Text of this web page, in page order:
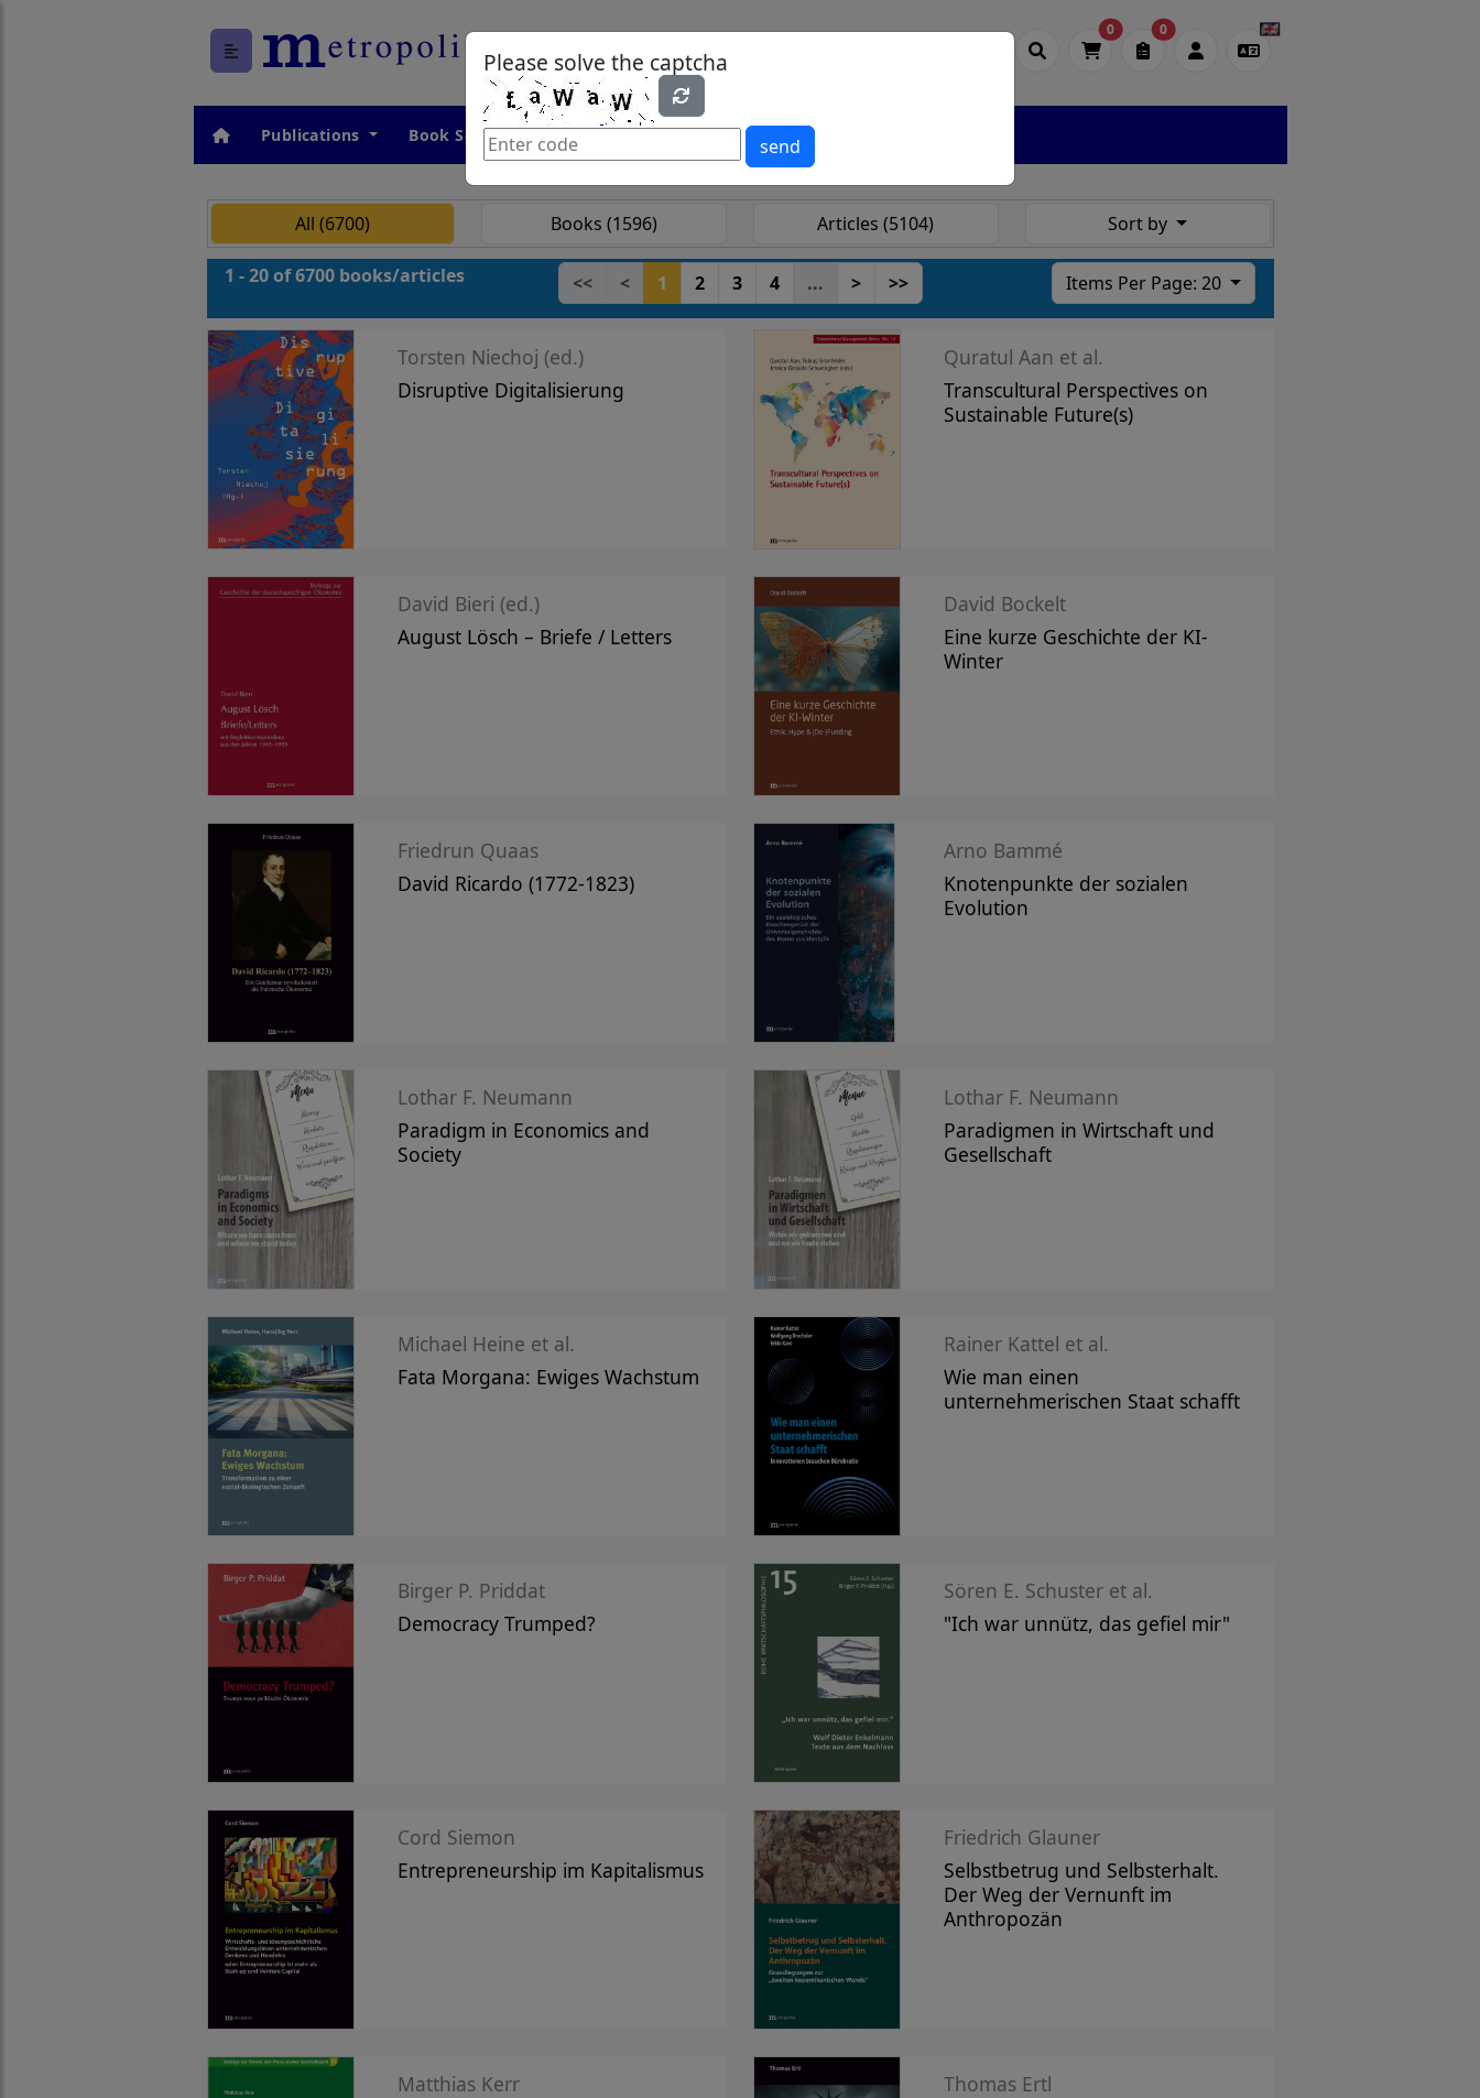
Please solve the captcha
send
0 0
Publications Book Series Yearbook Textbooks Open Access
All (6700) Books (1596) Articles (5104) Sort by
1 - 20 of 6700 books/articles << < 1 2 3 4 ... > >> Items Per Page: 20
Torsten Niechoj (ed.)
Disruptive Digitalisierung
Quratul Aan et al.
Transcultural Perspectives on
Sustainable Future(s)
David Bieri (ed.)
August Lösch – Briefe / Letters
David Bockelt
Eine kurze Geschichte der KI-
Winter
Friedrun Quaas
David Ricardo (1772-1823)
Arno Bammé
Knotenpunkte der sozialen
Evolution
Lothar F. Neumann
Paradigm in Economics and
Society
Lothar F. Neumann
Paradigmen in Wirtschaft und
Gesellschaft
Michael Heine et al.
Fata Morgana: Ewiges Wachstum
Rainer Kattel et al.
Wie man einen
unternehmerischen Staat schafft
Birger P. Priddat
Democracy Trumped?
Sören E. Schuster et al.
"Ich war unnütz, das gefiel mir"
Cord Siemon
Entrepreneurship im Kapitalismus
Friedrich Glauner
Selbstbetrug und Selbsterhalt.
Der Weg der Vernunft im
Anthropozän
Matthias Kerr
Thomas Ertl